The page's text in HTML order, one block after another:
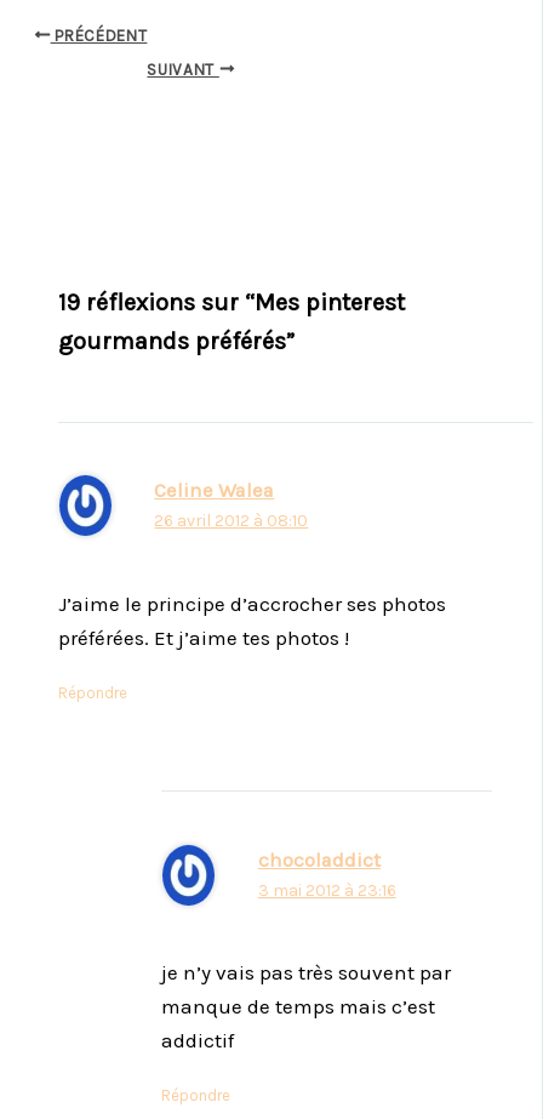
PRÉCÉDENT
SUIVANT
19 réflexions sur “Mes pinterest
gourmands préférés”
Celine Walea
26 avril 2012 à 08:10
J’aime le principe d’accrocher ses photos
préférées. Et j’aime tes photos !
Répondre
chocoladdict
3 mai 2012 à 23:16
je n’y vais pas très souvent par
manque de temps mais c’est
addictif
Répondre